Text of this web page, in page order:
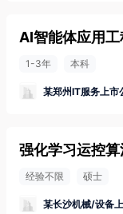
AI智能体应用
1-3年 本科
某郑州IT服务上市
强化学习运控
经验不限 硕士
某长沙机械/设备